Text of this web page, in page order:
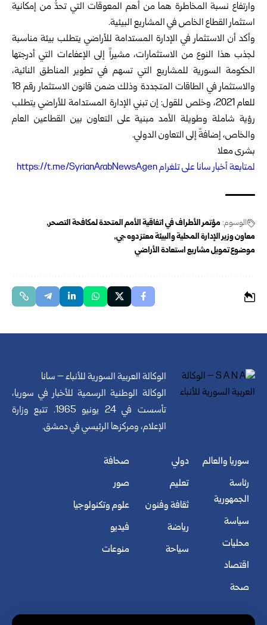
وارتفاع نسبة المخاطرة هما من أهم المعوقات التي ‏تحدُّ من إمكانية
استثمار القطاع الخاص في المشاريع البيئية. ‏
وأكد أن الاستثمار في الإدارة المستدامة للأراضي يتطلب بيئة مناسبة
لجذب هذا النوع ‏من الاستثمارات، مشيراً إلى الإعفاءات التي أدرجتها
الحكومة السورية للمشاريع التي ‏تسهم في تطوير المناطق النائية،
والاستثمار في الطاقات المتجددة وذلك ضمن قانون ‏الاستثمار رقم 18
للعام 2021، وخلص للقول: إن تبني الإدارة المستدامة للأراضي يتطلب
رؤية شاملة وطويلة الأمد ‏مبنية على التعاون بين القطاعين العام
والخاص، إضافةً إلى التعاون الدولي.‏
بشرى معلا
لمتابعة أخبار سانا على تلغرام https://t.me/SyrianArabNewsAgen
الوسوم: مؤتمر الأطراف في اتفاقية الأمم المتحدة ‏لمكافحة التصحر
معاون وزير الإدارة المحلية والبيئة معتز دوه جي
موضوع تمويل مشاريع استعادة ‏الأراضي
الوكالة العربية السورية للأنباء – سانا
الوكالة الوطنية الرسمية للأخبار في سوريا،
تأسست في 24 يونيو 1965. تتبع وزارة
الإعلام، ومركزها الرئيسي في دمشق.
سوريا والعالم
رئاسة
الجمهورية
سياسة
محليات
اقتصاد
صحة
دولي
تعليم
ثقافة وفنون
رياضة
سياحة
صحافة
صور
علوم وتكنولوجيا
فيديو
منوعات